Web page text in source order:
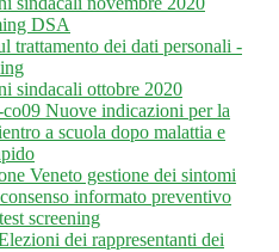
DSA
trattamento dei dati personali -
sindacali ottobre 2020
Nuove indicazioni per la
a scuola dopo malattia e
Veneto gestione dei sintomi
informato preventivo
screening
dei rappresentanti dei